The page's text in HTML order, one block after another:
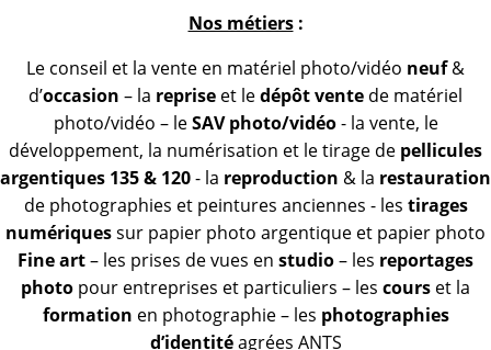
Nos métiers:
Le conseil et la vente en matériel photo/vidéo neuf&
d’occasion – la reprise et ledépôt vente de matériel
photo/vidéo – leSAV photo/vidéo- la vente, le
développement, la numérisation et le tirage de pellicules
argentiques 135 & 120- la reproduction & la restauration
de photographies et peintures anciennes - les tirages
numériquessur papier photo argentique et papier photo
Fine art– les prises de vues en studio– les reportages
photo pour entreprises et particuliers – les cours et la
formation en photographie – les photographies
d’identitéagrées ANTS